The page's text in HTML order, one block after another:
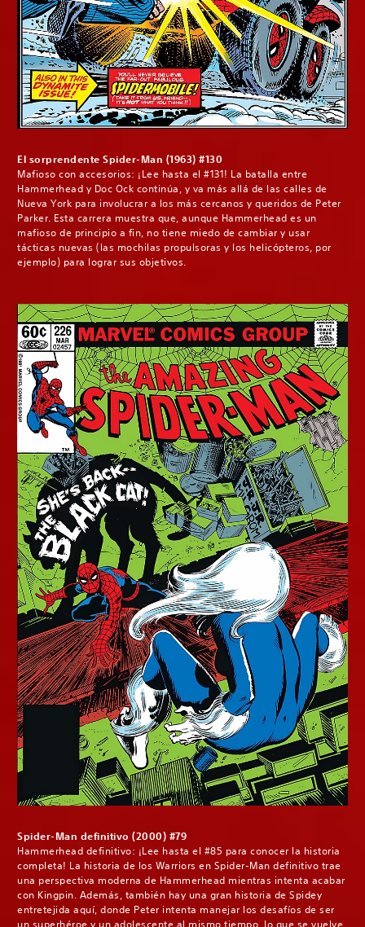
El sorprendente Spider-Man (1963) #130
Mafioso con accesorios: ¡Lee hasta el #131! La batalla entre
Hammerhead y Doc Ock continúa, y va más allá de las calles de
Nueva York para involucrar a los más cercanos y queridos de Peter
Parker. Esta carrera muestra que, aunque Hammerhead es un
mafioso de principio a fin, no tiene miedo de cambiar y usar
tácticas nuevas (las mochilas propulsoras y los helicópteros, por
ejemplo) para lograr sus objetivos.
Spider-Man definitivo (2000) #79
Hammerhead definitivo: ¡Lee hasta el #85 para conocer la historia
completa! La historia de los Warriors en Spider-Man definitivo trae
una perspectiva moderna de Hammerhead mientras intenta acabar
con Kingpin. Además, también hay una gran historia de Spidey
entretejida aquí, donde Peter intenta manejar los desafíos de ser